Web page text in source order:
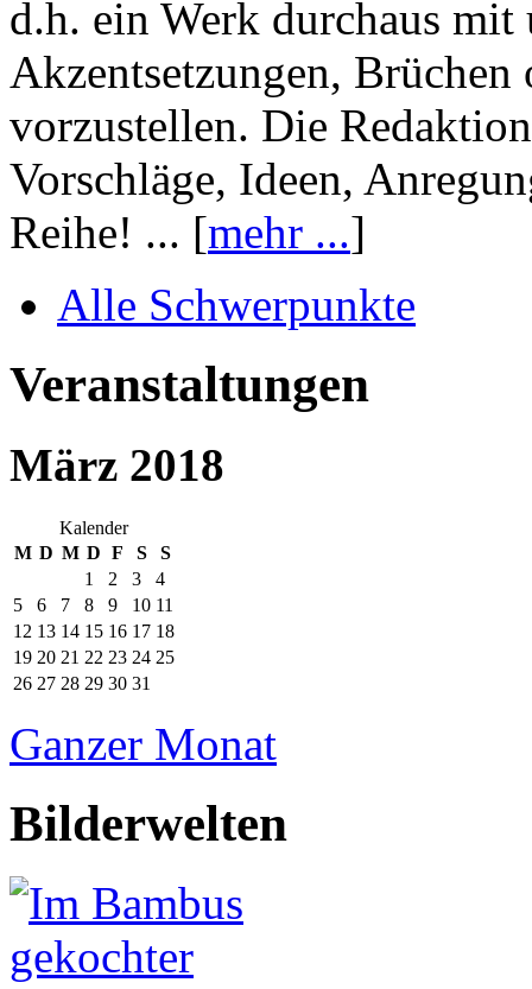
d.h. ein Werk durchaus mit
Akzentsetzungen, Brüchen
vorzustellen. Die
Vorschläge, Ideen,
Reihe! ... [mehr ...]
Alle Schwerpunkte
Veranstaltungen
März 2018
Kalender
M D M D F S
S
1
2 3
4
5
6 7 8 9 10 11
12 13 14 15 16 17 18
19 20 21 22 23 24 25
26 27 28 29 30 31
Ganzer Monat
Bilderwelten